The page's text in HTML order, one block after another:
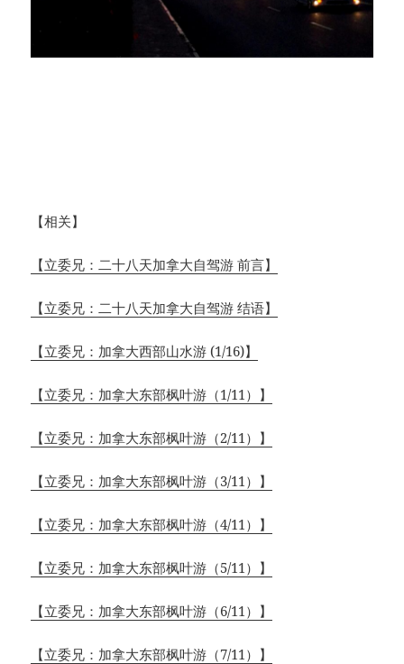
【相关】
【立委兄：二十八天加拿大自驾游 前言】
【立委兄：二十八天加拿大自驾游 结语】
【立委兄：加拿大西部山水游 (1/16)】
【立委兄：加拿大东部枫叶游（1/11）】
【立委兄：加拿大东部枫叶游（2/11）】
【立委兄：加拿大东部枫叶游（3/11）】
【立委兄：加拿大东部枫叶游（4/11）】
【立委兄：加拿大东部枫叶游（5/11）】
【立委兄：加拿大东部枫叶游（6/11）】
【立委兄：加拿大东部枫叶游（7/11）】